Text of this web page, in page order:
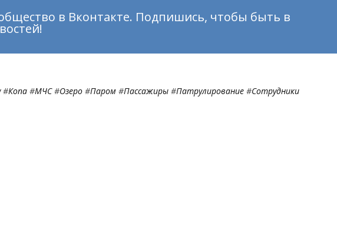
в Вконтакте. Подпишись, чтобы быть в
#Копа #МЧС#Озеро #Паром #Пассажиры #Патрулирование #Сотрудники